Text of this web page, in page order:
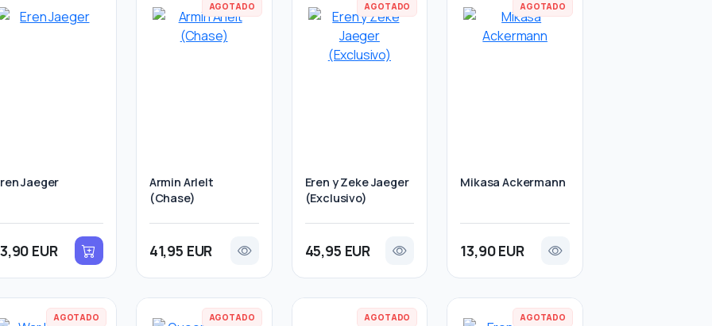
Jaeger
EUR
AGOTADO
Armin Arlelt
(Chase)
41,95 EUR
AGOTADO
Eren y Zeke Jaeger
(Exclusivo)
45,95 EUR
AGOTADO
Mikasa Ackermann
13,90 EUR
AGOTADO AGOTADO AGOTADO AGOTADO